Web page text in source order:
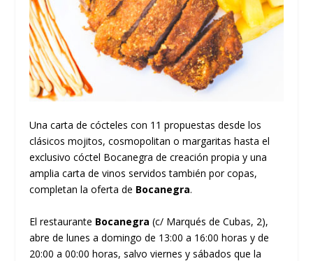
Una carta de cócteles con 11 propuestas desde los
clásicos mojitos, cosmopolitan o margaritas hasta el
exclusivo cóctel Bocanegra de creación propia y una
amplia carta de vinos servidos también por copas,
completan la oferta de Bocanegra.
El restaurante Bocanegra (c/ Marqués de Cubas, 2),
abre de lunes a domingo de 13:00 a 16:00 horas y de
20:00 a 00:00 horas, salvo viernes y sábados que la